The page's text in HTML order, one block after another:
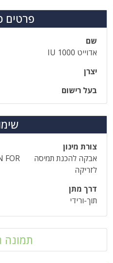
פרטים
שם
אדוייט IU 1000
יצרן
בעל רישום
צורת מינון
אבקה להכנת תמיסה
לזריקה
FOR
דרך מתן
תוך-ורידי
תמונה